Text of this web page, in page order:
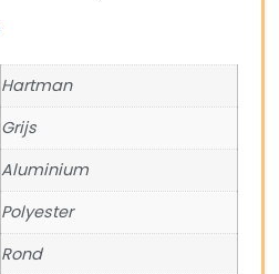
Hartman
Grijs
Aluminium
Polyester
Rond